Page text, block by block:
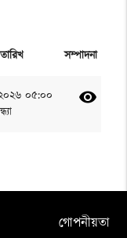
সম্পাদনা
০৫:০০
visibility
গোপনীয়তা